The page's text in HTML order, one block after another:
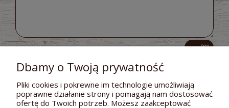
wyślij
POMOC
Dbamy o Twoją prywatność
Pliki cookies i pokrewne im technologie umożliwiają
poprawne działanie strony i pomagają nam dostosować
ofertę do Twoich potrzeb. Możesz zaakceptować